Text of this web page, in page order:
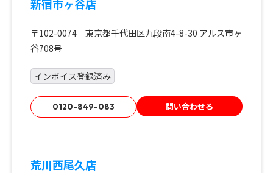
新宿市ヶ谷店
〒102-0074 東京都千代田区九段南4-8-30 アルス市ヶ
谷708号
インボイス登録済み
0120-849-083 問い合わせる
荒川西尾久店